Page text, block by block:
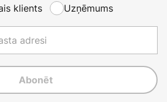
klients Uzņēmums
Abonēt